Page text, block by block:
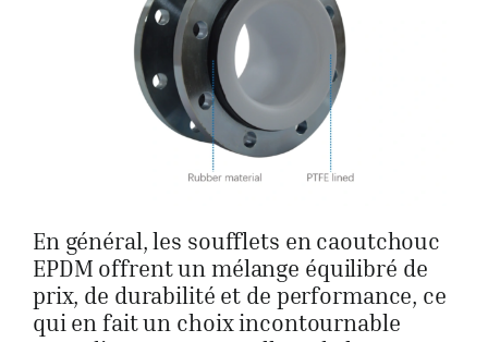
En général, les soufflets en caoutchouc
EPDM offrent un mélange équilibré de
prix, de durabilité et de performance, ce
qui en fait un choix incontournable